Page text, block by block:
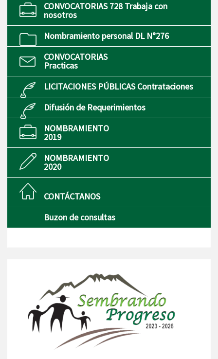
CONVOCATORIAS 728 Trabaja con
nosotros
Nombramiento personal DL N°276
CONVOCATORIAS
Practicas
LICITACIONES PÚBLICAS Contrataciones
Difusión de Requerimientos
NOMBRAMIENTO
2019
NOMBRAMIENTO
2020
CONTÁCTANOS
Buzon de consultas